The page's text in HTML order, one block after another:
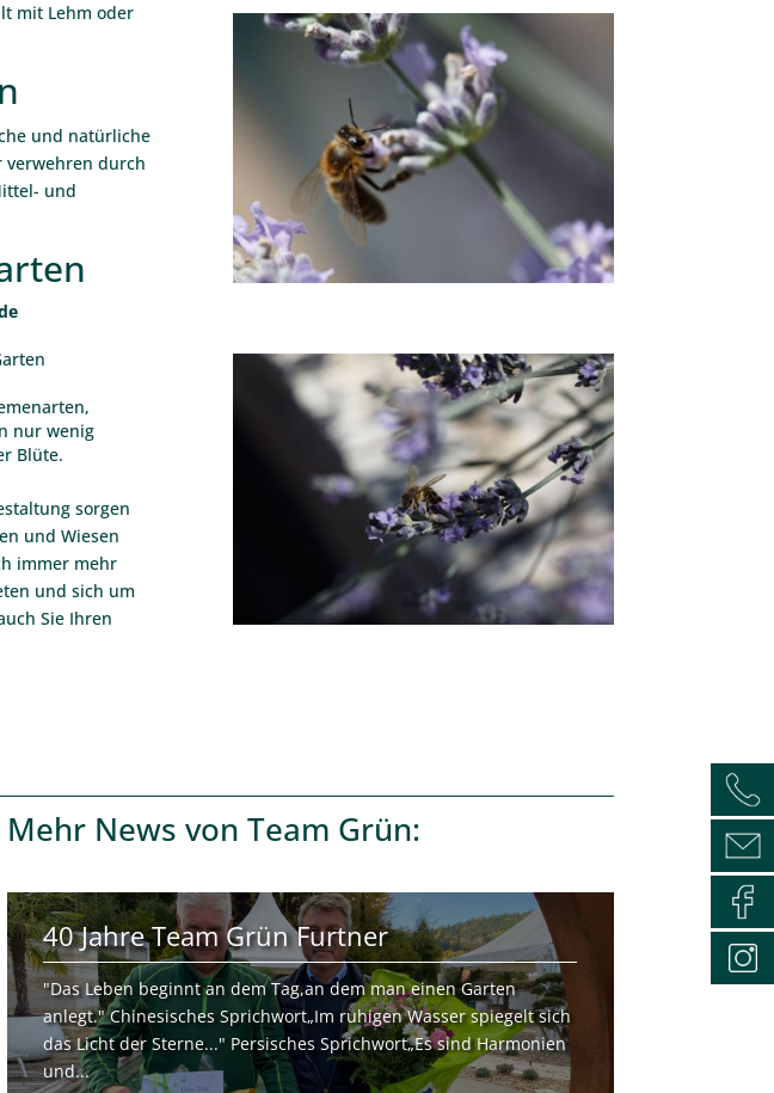
mit Lehm oder
und natürliche
verwehren durch
und
nur wenig
Blüte.
sorgen
und Wiesen
immer mehr
und sich um
Sie Ihren
Mehr News von Team Grün:
40 Jahre Team Grün Furtner
"Das Leben beginnt an dem Tag,an dem man einen Garten
anlegt." Chinesisches Sprichwort„Im ruhigen Wasser spiegelt sich
das Licht der Sterne..." Persisches Sprichwort„Es sind Harmonien
und...